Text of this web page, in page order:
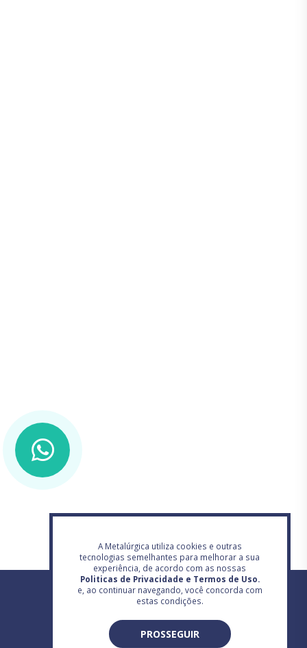
A Metalúrgica utiliza cookies e outras
tecnologias semelhantes para melhorar a sua
experiência, de acordo com as nossas
Politicas de Privacidade e Termos de Uso.
e, ao continuar navegando, você concorda com
estas condições.
PROSSEGUIR